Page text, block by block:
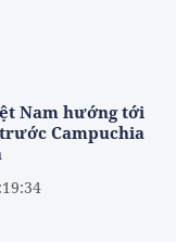
Nam hướng tới
Campuchia